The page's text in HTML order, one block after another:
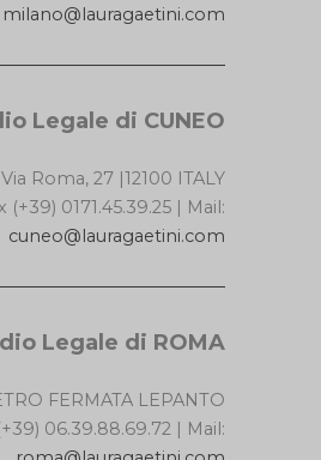
milano@lauragaetini.com
Legale di CUNEO
Via Roma, 27 |12100 ITALY
(+39) 0171.45.39.25 | Mail:
cuneo@lauragaetini.com
Legale di ROMA
FERMATA LEPANTO
06.39.88.69.72 | Mail: